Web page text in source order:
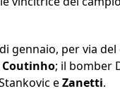
gennaio, per via
Coutinho; il bomber
eZanetti.